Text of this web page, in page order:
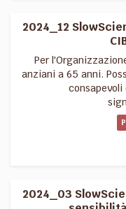
2024_12
Per
anziani a 65 anni.
2024_03